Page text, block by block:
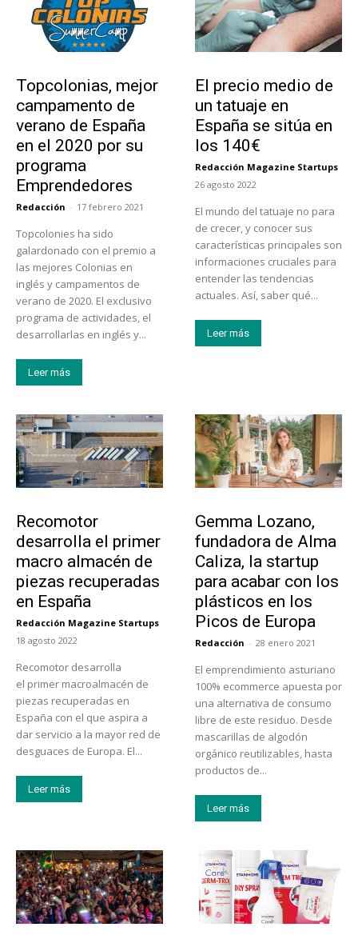
Topcolonias, mejor
campamento de
verano de España
en el 2020 por su
programa
Emprendedores
Redacción - 17 febrero 2021
Topcolonies ha sido
galardonado con el premio a
las mejores Colonias en
inglés y campamentos de
verano de 2020. El exclusivo
programa de actividades, el
desarrollarlas en inglés y...
Leer más
El precio medio de
un tatuaje en
España se sitúa en
los 140€
Redacción Magazine Startups
-
26 agosto 2022
El mundo del tatuaje no para
de crecer, y conocer sus
características principales son
informaciones cruciales para
entender las tendencias
actuales. Así, saber qué...
Leer más
Recomotor
desarrolla el primer
macro almacén de
piezas recuperadas
en España
Redacción Magazine Startups
-
18 agosto 2022
Recomotor desarrolla
el primer macroalmacén de
piezas recuperadas en
España con el que aspira a
dar servicio a la mayor red de
desguaces de Europa. El...
Leer más
Gemma Lozano,
fundadora de Alma
Caliza, la startup
para acabar con los
plásticos en los
Picos de Europa
Redacción - 28 enero 2021
El emprendimiento asturiano
100% ecommerce apuesta por
una alternativa de consumo
libre de este residuo. Desde
mascarillas de algodón
orgánico reutilizables, hasta
productos de...
Leer más